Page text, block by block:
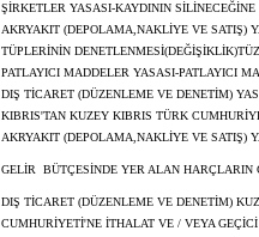
ŞİRKETLER YASASI-KAYDININ
AKRYAKIT (DEPOLAMA,NAKLİYE VE SATIŞ)
TÜPLERİNİN
PATLAYICI MADDELER YASASI-PATLAYICI
DIŞ TİCARET (DÜZENLEME VE DENETİM)
KIBRIS'TAN KUZEY KIBRIS TÜRK
AKRYAKIT (DEPOLAMA,NAKLİYE VE SATIŞ)
GELİR BÜTÇESİNDE YER ALAN HARÇLARIN
DIŞ TİCARET (DÜZENLEME VE DENETİM)
CUMHURİYETİ'NE İTHALAT VE / VEYA